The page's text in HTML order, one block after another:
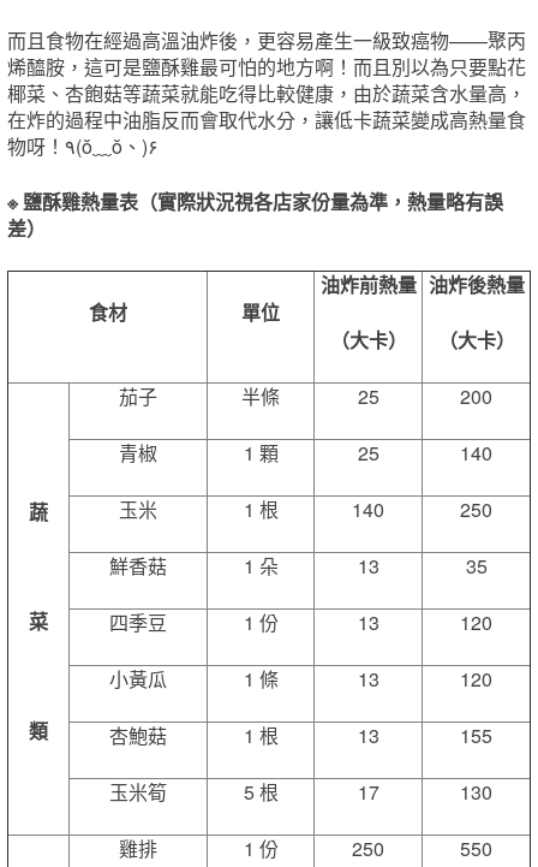
而且食物在經過高溫油炸後，更容易產生一級致癌物——聚丙
烯醯胺，這可是鹽酥雞最可怕的地方啊！而且別以為只要點花
椰菜、杏飽菇等蔬菜就能吃得比較健康，由於蔬菜含水量高，
在炸的過程中油脂反而會取代水分，讓低卡蔬菜變成高熱量食
物呀！٩(ŏ﹏ŏ、)۶
※ 鹽酥雞熱量表（實際狀況視各店家份量為準，熱量略有誤
差）
食材 單位
油炸前熱量
（大卡）
油炸後熱量
（大卡）
蔬
菜
類
茄子 半條 25 200
青椒 1 顆 25 140
玉米 1 根 140 250
鮮香菇 1 朵 13 35
四季豆 1 份 13 120
小黃瓜 1 條 13 120
杏鮑菇 1 根 13 155
玉米筍 5 根 17 130
雞排 1 份 250 550